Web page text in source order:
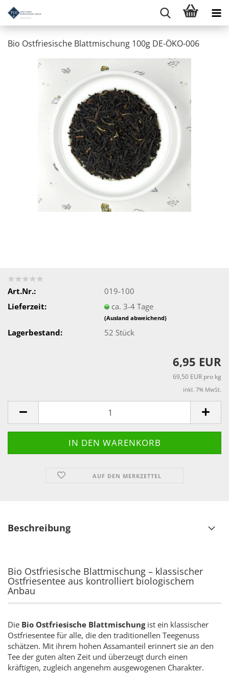
Bio Ostfriesische Blattmischung 100g DE-ÖKO-006
Art.Nr.:
019-100
Lieferzeit:
ca. 3-4 Tage
(Ausland abweichend)
Lagerbestand: 52 Stück
6,95 EUR
69,50 EUR pro kg
inkl. 7% MwSt.
AUF DEN MERKZETTEL
Beschreibung
Bio Ostfriesische Blattmischung – klassischer
Ostfriesentee aus kontrolliert biologischem
Anbau
Die Bio Ostfriesische Blattmischungist ein klassischer
Ostfriesentee für alle, die den traditionellen Teegenuss
schätzen. Mit ihrem hohen Assamanteil erinnert sie an den
Tee der guten alten Zeit und überzeugt durch einen
kräftigen, zugleich angenehm ausgewogenen Charakter.